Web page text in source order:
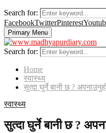
Search for:
FacebookTwitterPinterest
Primary Menu
Search for:
Home
स्वास्थ्य
सुत्दा घुर्ने बानी छ ?
स्वास्थ्य
सुत्दा घुर्ने बानी छ ?